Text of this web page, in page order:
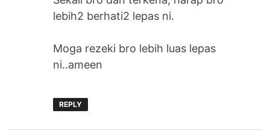
lebih2 berhati2 lepas ni.
Moga rezeki bro lebih luas lepas
ni..ameen
REPLY